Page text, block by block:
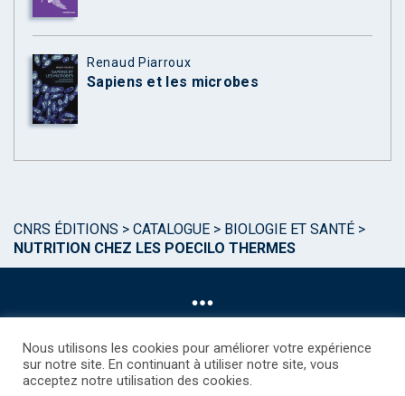
Renaud Piarroux
Sapiens et les microbes
CNRS ÉDITIONS > CATALOGUE > BIOLOGIE ET SANTÉ >
NUTRITION CHEZ LES POECILO THERMES
©CNRS EDITIONS 2025
Nous utilisons les cookies pour améliorer votre expérience
sur notre site. En continuant à utiliser notre site, vous
acceptez notre utilisation des cookies.